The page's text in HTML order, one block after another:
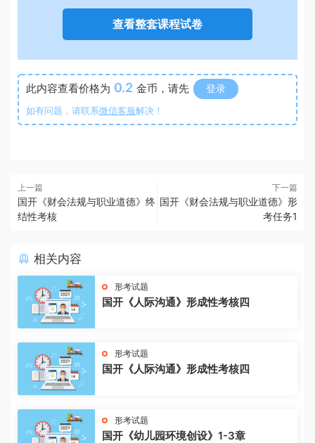
查看整套课程试卷
此内容查看价格为 0.2 金币，请先 登录
如有问题，请联系微信客服解决！
上一篇
国开《财会法规与职业道德》终
结性考核
下一篇
国开《财会法规与职业道德》形
考任务1
相关内容
形考试题
国开《人际沟通》形成性考核四
形考试题
国开《人际沟通》形成性考核四
形考试题
国开《幼儿园环境创设》1-3章